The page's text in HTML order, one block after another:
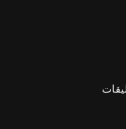
https://